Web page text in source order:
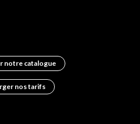
notre catalogue
nos tarifs